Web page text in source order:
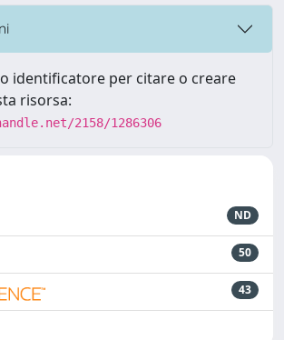
identificatore per citare o creare
risorsa:
2158/1286306
ND
50
43